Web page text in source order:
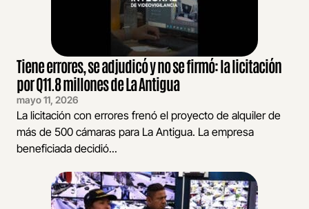
Tiene errores, se adjudicó y no se firmó: la licitación
por Q11.8 millones de La Antigua
mayo 11, 2026
La licitación con errores frenó el proyecto de alquiler de
más de 500 cámaras para La Antigua. La empresa
beneficiada decidió...